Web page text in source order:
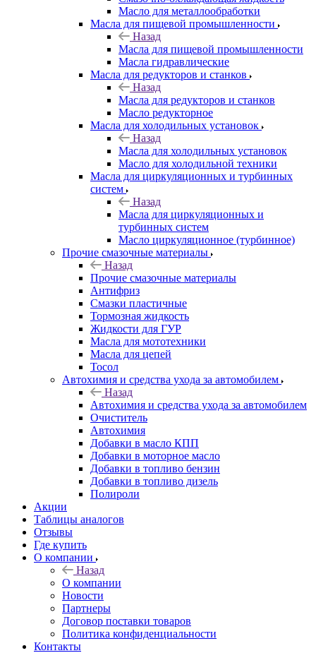
Масло для металлообработки
Масла для пищевой промышленности
Назад
Масла для пищевой промышленности
Масла гидравлические
Масла для редукторов и станков
Назад
Масла для редукторов и станков
Масло редукторное
Масла для холодильных установок
Назад
Масла для холодильных установок
Масло для холодильной техники
Масла для циркуляционных и турбинных
систем
Назад
Масла для циркуляционных и
турбинных систем
Масло циркуляционное (турбинное)
Прочие смазочные материалы
Назад
Прочие смазочные материалы
Антифриз
Смазки пластичные
Тормозная жидкость
Жидкости для ГУР
Масла для мототехники
Масла для цепей
Тосол
Автохимия и средства ухода за автомобилем
Назад
Автохимия и средства ухода за автомобилем
Очиститель
Автохимия
Добавки в масло КПП
Добавки в моторное масло
Добавки в топливо бензин
Добавки в топливо дизель
Полироли
Акции
Таблицы аналогов
Отзывы
Где купить
О компании
Назад
О компании
Новости
Партнеры
Договор поставки товаров
Политика конфиденциальности
Контакты